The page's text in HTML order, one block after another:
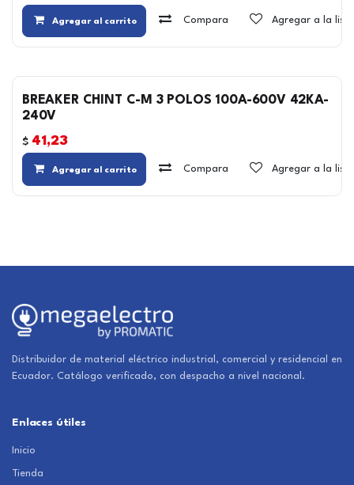
Agregar al carrito Compara Agregar a la
BREAKER CHINT C-M 3 POLOS 100A-600V 42KA-
240V
$ 41,23
Agregar al carrito Compara Agregar a la
Distribuidor de material eléctrico industrial, comercial y residencial en
Ecuador. Catálogo verificado, con despacho a nivel nacional.
Enlaces útiles
Inicio
Tienda